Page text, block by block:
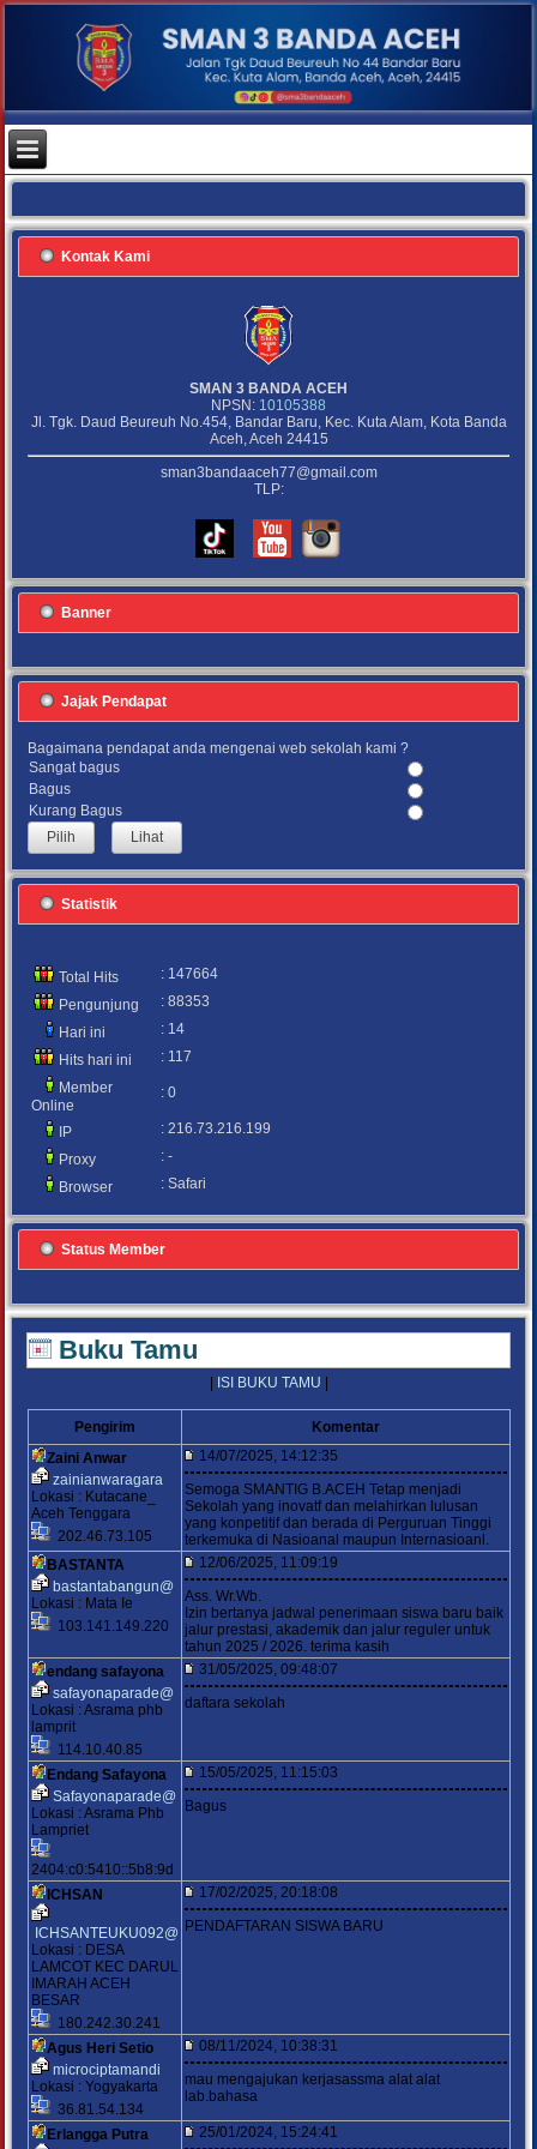
Kontak Kami
SMAN 3 BANDA ACEH
NPSN: 10105388
Jl. Tgk. Daud Beureuh No.454, Bandar Baru, Kec. Kuta Alam, Kota Banda
Aceh, Aceh 24415
sman3bandaaceh77@gmail.com
TLP:
Banner
Jajak Pendapat
Bagaimana pendapat anda mengenai web sekolah kami ?
Sangat bagus
Bagus
Kurang Bagus
Lihat
Statistik
Total Hits
: 147664
Pengunjung
: 88353
Hari ini
: 14
Hits hari ini
: 117
Member
Online
: 0
IP
: 216.73.216.199
Proxy
: -
Browser
: Safari
Status Member
Buku Tamu
ISI BUKU TAMU
Pengirim
Komentar
Zaini Anwar
zainianwaragara
Lokasi : Kutacane_
Aceh Tenggara
202.46.73.105
14/07/2025, 14:12:35
Semoga SMANTIG B.ACEH Tetap menjadi
Sekolah yang inovatf dan melahirkan lulusan
yang konpetitif dan berada di Perguruan Tinggi
terkemuka di Nasioanal maupun Internasioanl.
BASTANTA
bastantabangun@
Lokasi : Mata Ie
103.141.149.220
12/06/2025, 11:09:19
Ass. Wr.Wb.
Izin bertanya jadwal penerimaan siswa baru baik
jalur prestasi, akademik dan jalur reguler untuk
tahun 2025 / 2026. terima kasih
endang safayona
safayonaparade@
Lokasi : Asrama phb
lamprit
114.10.40.85
31/05/2025, 09:48:07
daftara sekolah
Endang Safayona
Safayonaparade@
Lokasi : Asrama Phb
Lampriet
2404:c0:5410::5b8:9d
15/05/2025, 11:15:03
Bagus
ICHSAN
ICHSANTEUKU092@
Lokasi : DESA
LAMCOT KEC DARUL
IMARAH ACEH
BESAR
180.242.30.241
17/02/2025, 20:18:08
PENDAFTARAN SISWA BARU
Agus Heri Setio
microciptamandi
Lokasi : Yogyakarta
36.81.54.134
08/11/2024, 10:38:31
mau mengajukan kerjasassma alat alat
lab.bahasa
Erlangga Putra
25/01/2024, 15:24:41